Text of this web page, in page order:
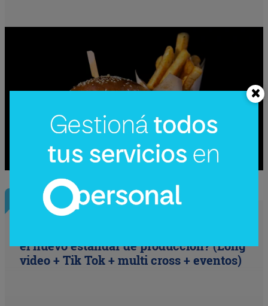
InfoNegocios Miami
el nuevo estándar de producción? (Long
video + Tik Tok + multi cross + eventos)